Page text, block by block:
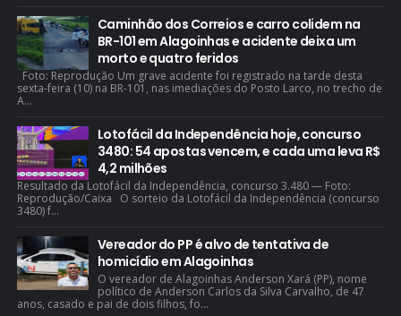
Caminhão dos Correios e carro colidem na
BR-101 em Alagoinhas e acidente deixa um
morto e quatro feridos
Foto: Reprodução Um grave acidente foi registrado na tarde desta
sexta-feira (10) na BR-101, nas imediações do Posto Larco, no trecho de
A...
Lotofácil da Independência hoje, concurso
3480: 54 apostas vencem, e cada uma leva R$
4,2 milhões
Resultado da Lotofácil da Independência, concurso 3.480 — Foto:
Reprodução/Caixa O sorteio da Lotofácil da Independência (concurso
3480) f...
Vereador do PP é alvo de tentativa de
homicídio em Alagoinhas
O vereador de Alagoinhas Anderson Xará (PP), nome
político de Anderson Carlos da Silva Carvalho, de 47
anos, casado e pai de dois filhos, fo...